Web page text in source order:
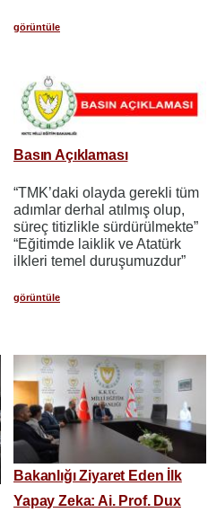
görüntüle
Basın Açıklaması
“TMK’daki olayda gerekli tüm
adımlar derhal atılmış olup,
süreç titizlikle sürdürülmekte”
“Eğitimde laiklik ve Atatürk
ilkleri temel duruşumuzdur”
görüntüle
Bakanlığı Ziyaret Eden İlk
Yapay Zeka: Ai. Prof. Dux